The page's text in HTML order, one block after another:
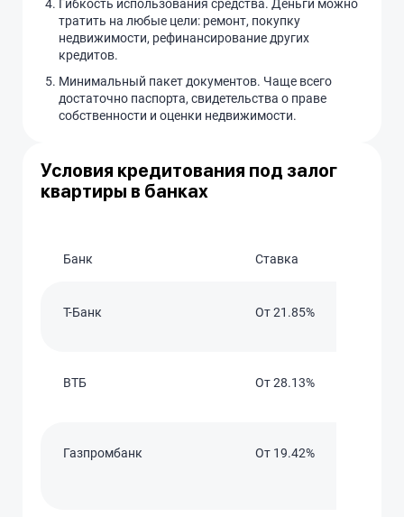
Гибкость использования средства. Деньги можно
тратить на любые цели: ремонт, покупку
недвижимости, рефинансирование других
кредитов.
Минимальный пакет документов. Чаще всего
достаточно паспорта, свидетельства о праве
собственности и оценки недвижимости.
Условия кредитования под залог
квартиры в банках
Банк Ставка
T-Банк От 21.85%
ВТБ От 28.13%
Газпромбанк От 19.42%